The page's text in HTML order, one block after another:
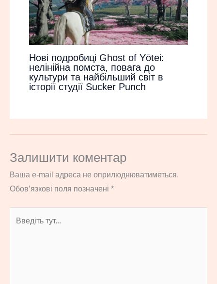
Нові подробиці Ghost of Yōtei:
нелінійна помста, повага до
культури та найбільший світ в
історії студії Sucker Punch
Залишити коментар
Ваша e-mail адреса не оприлюднюватиметься.
Обов’язкові поля позначені *